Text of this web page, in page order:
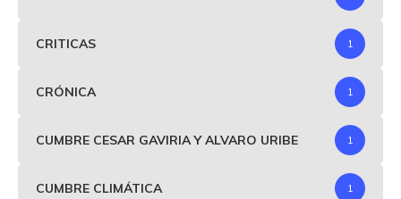
CRITICAS 1
CRÓNICA 1
CUMBRE CESAR GAVIRIA Y ALVARO URIBE 1
CUMBRE CLIMÁTICA 1